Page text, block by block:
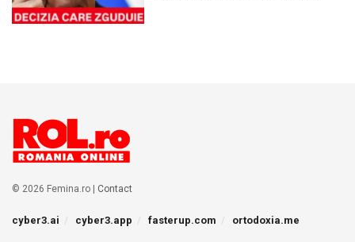
© 2026 Femina.ro | Contact
cyber3.ai cyber3.app fasterup.com ortodoxia.me